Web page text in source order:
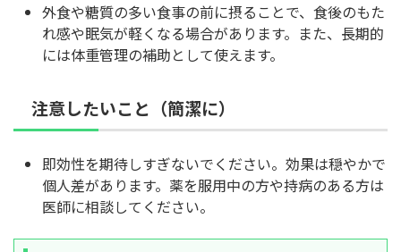
外食や糖質の多い食事の前に摂ることで、食後のもた
れ感や眠気が軽くなる場合があります。また、長期的
には体重管理の補助として使えます。
注意したいこと（簡潔に）
即効性を期待しすぎないでください。効果は穏やかで
個人差があります。薬を服用中の方や持病のある方は
医師に相談してください。